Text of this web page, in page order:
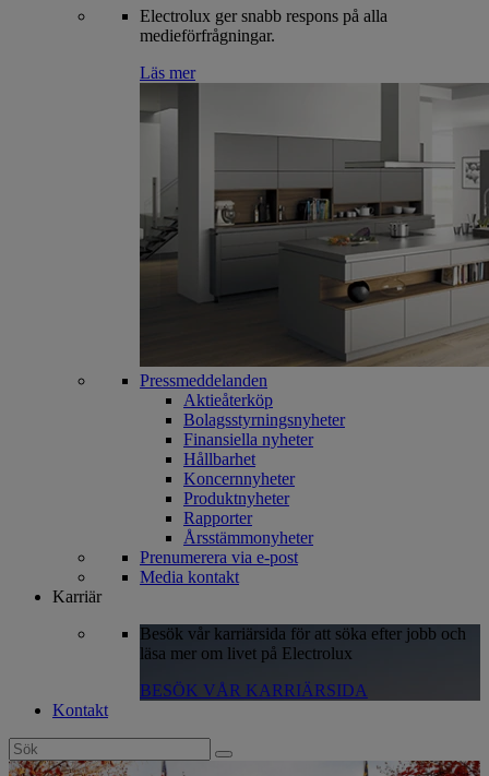
Electrolux ger snabb respons på alla
medieförfrågningar.
Läs mer
Pressmeddelanden
Aktieåterköp
Bolagsstyrningsnyheter
Finansiella nyheter
Hållbarhet
Koncernnyheter
Produktnyheter
Rapporter
Årsstämmonyheter
Prenumerera via e-post
Media kontakt
Karriär
Besök vår karriärsida för att söka efter jobb och
läsa mer om livet på Electrolux
BESÖK VÅR KARRIÄRSIDA
Kontakt
Search
for: